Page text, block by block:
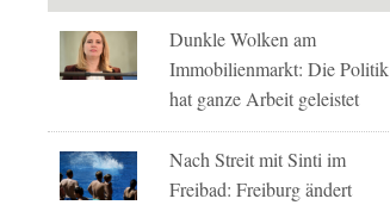
Dunkle Wolken am
Immobilienmarkt: Die Politik
hat ganze Arbeit geleistet
Nach Streit mit Sinti im
Freibad: Freiburg ändert